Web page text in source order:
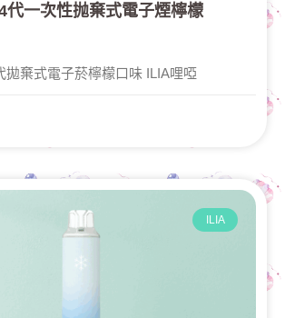
代一次性抛棄式電子煙檸檬
拋棄式電子菸檸檬口味 ILIA哩啞
ILIA